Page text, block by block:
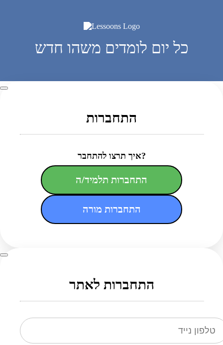
כל יום לומדים משהו חדש
התחברות
איך תרצו להתחבר?
התחברות תלמיד/ה
התחברות מורה
התחברות לאתר